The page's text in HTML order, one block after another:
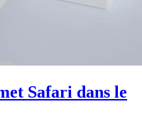
Safari dans le